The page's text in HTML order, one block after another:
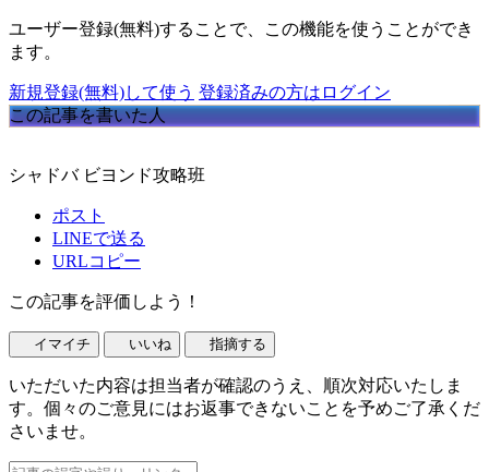
ユーザー登録(無料)することで、この機能を使うことができ
ます。
新規登録(無料)して使う 登録済みの方はログイン
この記事を書いた人
シャドバ ビヨンド攻略班
ポスト
LINEで送る
URLコピー
この記事を評価しよう！
イマイチ いいね 指摘する
いただいた内容は担当者が確認のうえ、順次対応いたしま
す。個々のご意見にはお返事できないことを予めご了承くだ
さいませ。